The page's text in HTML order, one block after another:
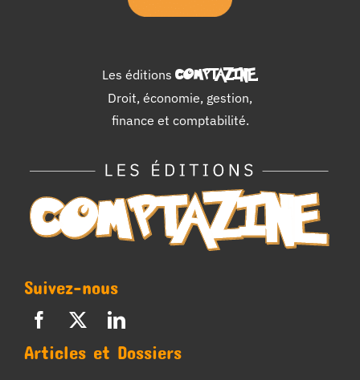
Les éditions COMPTAZINE.
Droit, économie, gestion,
finance et comptabilité.
Suivez-nous
Articles et Dossiers